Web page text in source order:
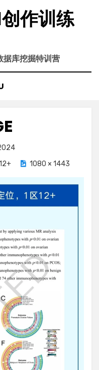
作训练
据库挖掘特训营
1080 × 1443